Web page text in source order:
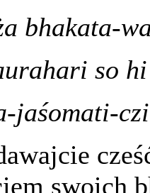
bhakata-
so
jaśomati-
swoich